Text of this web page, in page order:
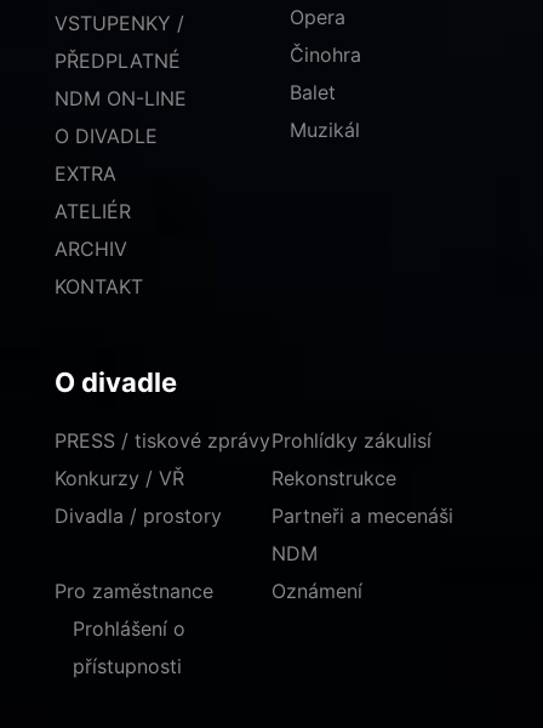
VSTUPENKY /
PŘEDPLATNÉ
NDM ON-LINE
O DIVADLE
EXTRA
ATELIÉR
ARCHIV
KONTAKT
Opera
Činohra
Balet
Muzikál
O divadle
PRESS / tiskové zprávy
Konkurzy / VŘ
Divadla / prostory
Prohlídky zákulisí
Rekonstrukce
Partneři a mecenáši
NDM
Pro zaměstnance
Oznámení
Prohlášení o
přístupnosti